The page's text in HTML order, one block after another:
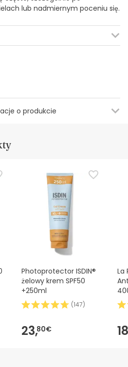
lub nadmiernym poceniu się.
o produkcie
z oczami i błonami
na słońce w godzinach
przeciwsłonecznych w
Photoprotector ISDIN®
żelowy krem SPF50
+250ml
(147)
23,80€
La